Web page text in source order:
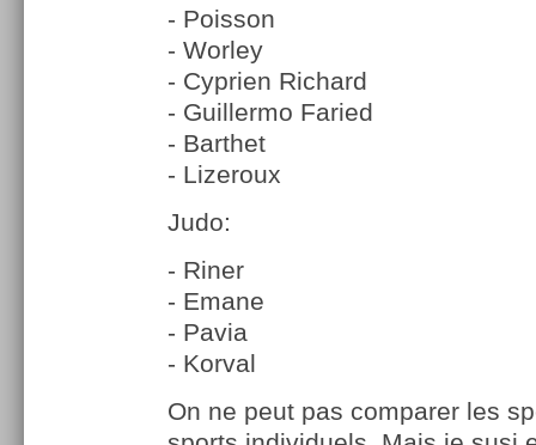
- Poisson
- Worley
- Cyprien Richard
- Guillermo Faried
- Barthet
- Lizeroux
Judo:
- Riner
- Emane
- Pavia
- Korval
On ne peut pas comparer les